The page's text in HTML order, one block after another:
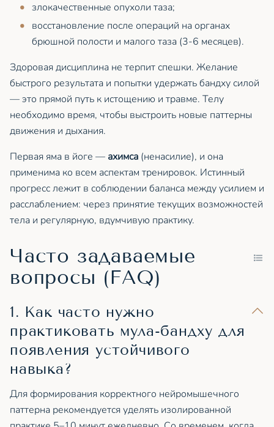
злокачественные опухоли таза;
восстановление после операций на органах
брюшной полости и малого таза (3-6 месяцев).
Здоровая дисциплина не терпит спешки. Желание
быстрого результата и попытки удержать бандху силой
— это прямой путь к истощению и травме. Телу
необходимо время, чтобы выстроить новые паттерны
движения и дыхания.
Первая яма в йоге — ахимса (ненасилие), и она
применима ко всем аспектам тренировок. Истинный
прогресс лежит в соблюдении баланса между усилием и
расслаблением: через принятие текущих возможностей
тела и регулярную, вдумчивую практику.
Часто задаваемые
вопросы (FAQ)
1. Как часто нужно
практиковать мула-бандху для
появления устойчивого
навыка?
Для формирования корректного нейромышечного
паттерна рекомендуется уделять изолированной